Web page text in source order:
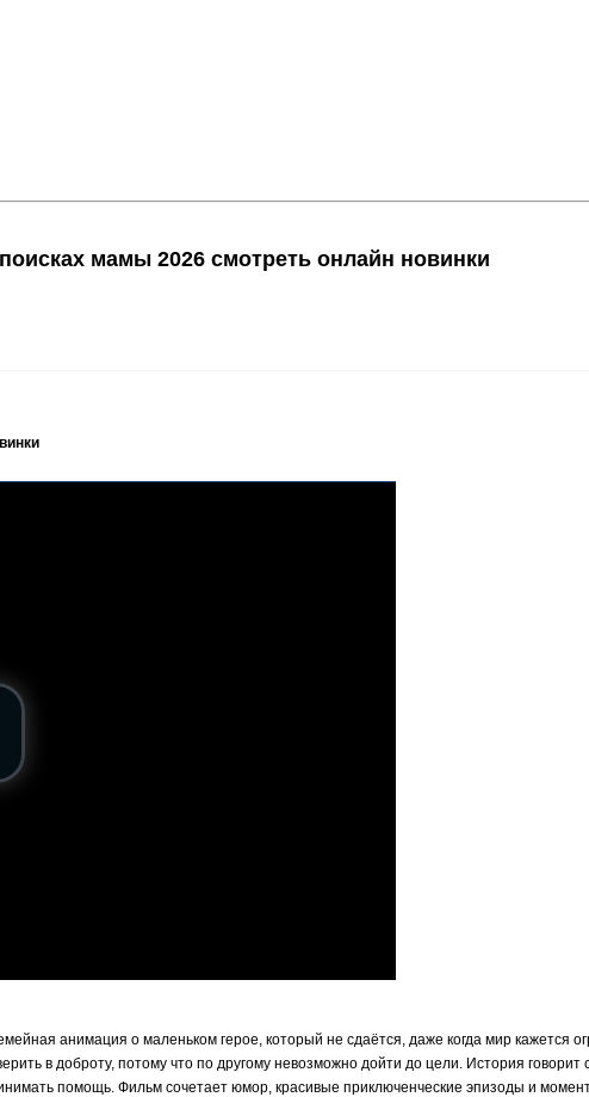
мамы 2026 смотреть онлайн новинки
анимация о маленьком герое, который не сдаётся, даже когда мир
в доброту, потому что по другому невозможно дойти до цели. История
помощь. Фильм сочетает юмор, красивые приключенческие эпизоды и